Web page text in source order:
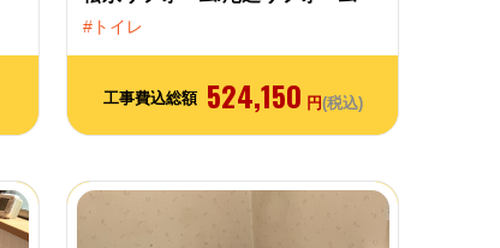
トイレ
工事費込総額 524,150 円(税込)